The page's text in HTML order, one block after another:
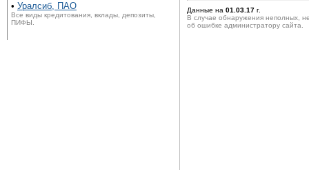
• Уралсиб, ПАО
Все виды кредитования, вклады, депозиты,
ПИФЫ.
Данные на 01.03.17 г.
В случае обнаружения неполных,
об ошибке администратору сайта.